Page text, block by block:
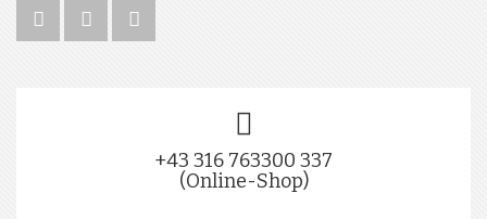
+43 316 763300 337
(Online-Shop)